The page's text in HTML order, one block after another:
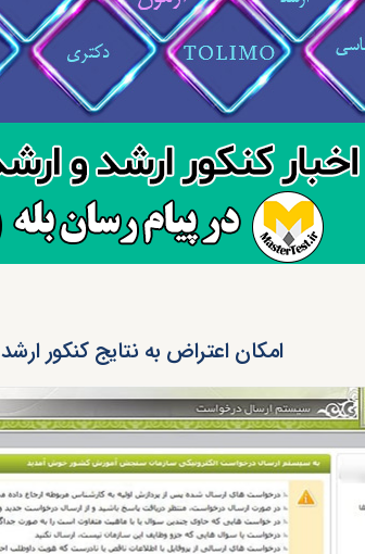
امکان اعتراض به نتایج کنکور ارشد ۹۹